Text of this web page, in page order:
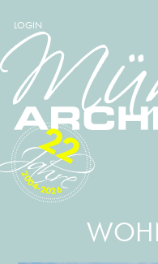
LOGIN
2004-2026
22